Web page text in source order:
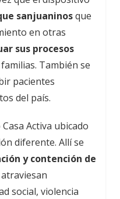
sanjuaninosque
en otras
sus procesos
También se
pacientes
del país.
Activa ubicado
diferente. Allí se
y contención de
social, violencia